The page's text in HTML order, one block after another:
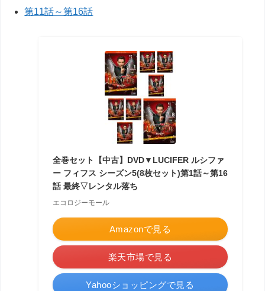
第11話～第16話
全巻セット【中古】DVD▼LUCIFER ルシファ
ー フィフス シーズン5(8枚セット)第1話～第16
話 最終▽レンタル落ち
エコロジーモール
Amazonで見る
楽天市場で見る
Yahooショッピングで見る